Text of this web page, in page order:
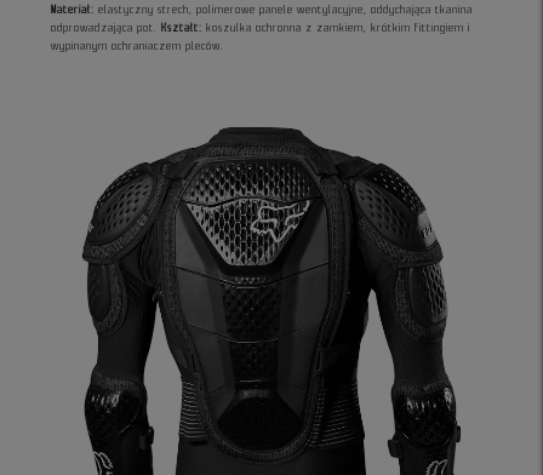
Materiał: elastyczny strech, polimerowe panele wentylacyjne, oddychająca tkanina
odprowadzająca pot. Kształt: koszulka ochronna z zamkiem, krótkim fittingiem i
wypinanym ochraniaczem pleców.